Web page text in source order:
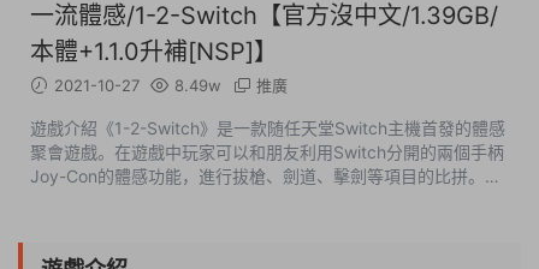
一流體感/1-2-Switch【官方沒中文/1.39GB/
本體+1.1.0升補[NSP]】
2021-10-27 8.49w 推廣
遊戲介紹《1-2-Switch》是一款随任天堂Switch主機首發的體感
聚會遊戲。在遊戲中玩家可以和朋友利用Switch分開的兩個手柄
Joy-Con的體感功能，進行拔槍、劍道、擊劍等項目的比拼。與